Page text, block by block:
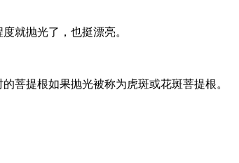
就抛光了，也挺漂亮。
菩提根如果抛光被称为虎斑或花斑菩提根。